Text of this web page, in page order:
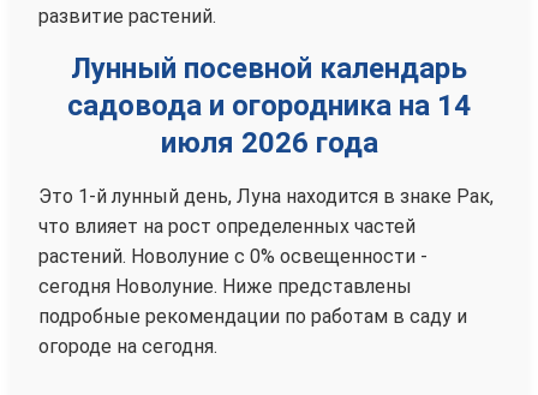
развитие растений.
Лунный посевной календарь
садовода и огородника на 14
июля 2026 года
Это 1-й лунный день, Луна находится в знаке Рак,
что влияет на рост определенных частей
растений. Новолуние с 0% освещенности -
сегодня Новолуние. Ниже представлены
подробные рекомендации по работам в саду и
огороде на сегодня.